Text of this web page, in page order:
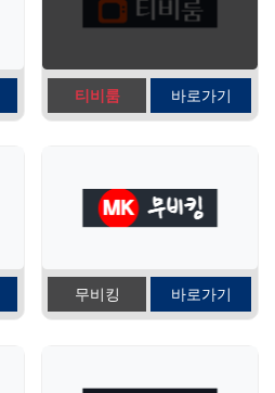
티비룸 바로가기
무비킹 바로가기